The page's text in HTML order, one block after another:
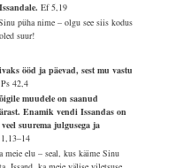
Ef 5,19
püha nime – olgu see siis kodus
suur!
ööd ja päevad, sest mu vastu
Ps 42,4
muudele on saanud
Enamik vendi Issandas on
suurema julgusega ja
meie elu – seal, kus käime Sinu